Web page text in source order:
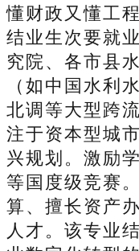
懂财政又懂工
结业生次要就
究院、各市县
（如中国水利
北调等大型跨
注于资本型城
兴规划。激励
等国度级竞赛
算、擅长资产
人才。该专业